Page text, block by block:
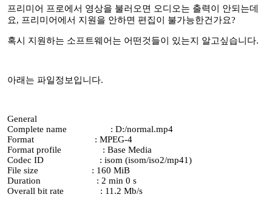
프리미어 프로에서 영상을 불러오면 오디오는 출력이 안되는데
요, 프리미어에서 지원을 안하면 편집이 불가능한건가요?
혹시 지원하는 소프트웨어는 어떤것들이 있는지 알고싶습니다.
아래는 파일정보입니다.
General
Complete name : D:/normal.mp4
Format : MPEG-4
Format profile : Base Media
Codec ID : isom (isom/iso2/mp41)
File size : 160 MiB
Duration : 2 min 0 s
Overall bit rate : 11.2 Mb/s